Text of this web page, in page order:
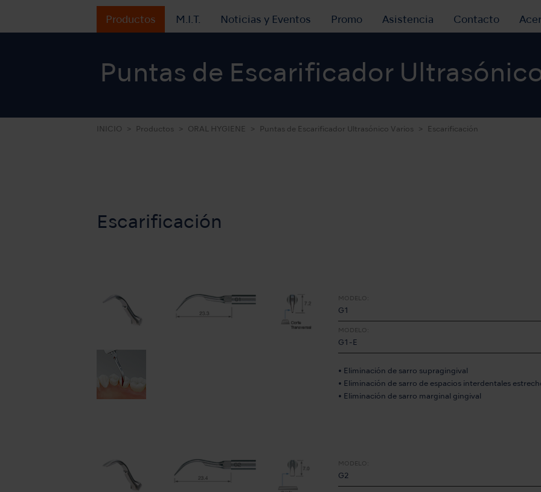
Productos M.I.T. Noticias y Eventos Promo Asistencia Contacto
Puntas de Escarificador
INICIO Productos ORAL HYGIENE Puntas de Escarificador Ultrasónico Varios Escarificación
Escarificación
MODELO:
G1
MODELO:
G1-E
• Eliminación de sarro supragingival
• Eliminación de sarro de espacios interdentales
• Eliminación de sarro marginal gingival
MODELO:
G2